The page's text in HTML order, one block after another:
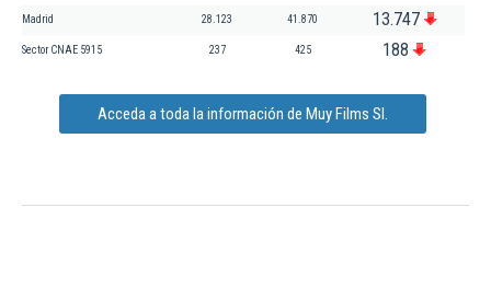
Madrid 28.123 41.870 13.747
Sector CNAE 5915 237 425 188
Acceda a toda la información de Muy Films Sl.